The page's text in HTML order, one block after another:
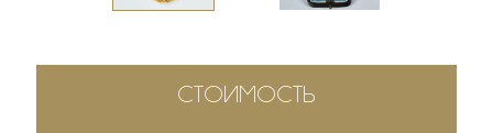
СТОИМОСТЬ